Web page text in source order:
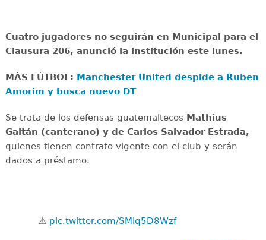
Cuatro jugadores no seguirán en Municipal para el
Clausura 206, anunció la institución este lunes.
MÁS FÚTBOL: Manchester United despide a Ruben
Amorim y busca nuevo DT
Se trata de los defensas guatemaltecos Mathius
Gaitán (canterano) y de Carlos Salvador Estrada,
quienes tienen contrato vigente con el club y serán
dados a préstamo.
⚠️ pic.twitter.com/SMIq5D8Wzf